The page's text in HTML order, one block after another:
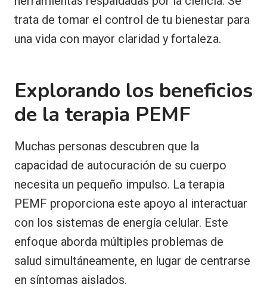
trata de tomar el control de tu bienestar para
una vida con mayor claridad y fortaleza.
Explorando los beneficios
de la terapia PEMF
Muchas personas descubren que la
capacidad de autocuración de su cuerpo
necesita un pequeño impulso. La terapia
PEMF proporciona este apoyo al interactuar
con los sistemas de energía celular. Este
enfoque aborda múltiples problemas de
salud simultáneamente, en lugar de centrarse
en síntomas aislados.